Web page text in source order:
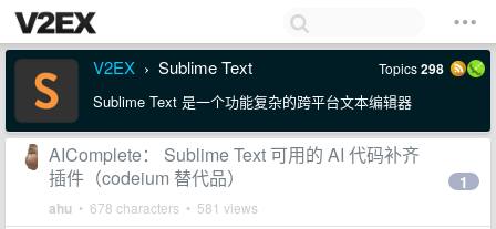
V2EX › Sublime Text Topics298
Sublime Text 是一个功能复杂的跨平台文本编辑器
AIComplete： Sublime Text 可用的 AI 代码补齐
插件（codeium 替代品）
ahu • 678 characters • 581 views
1